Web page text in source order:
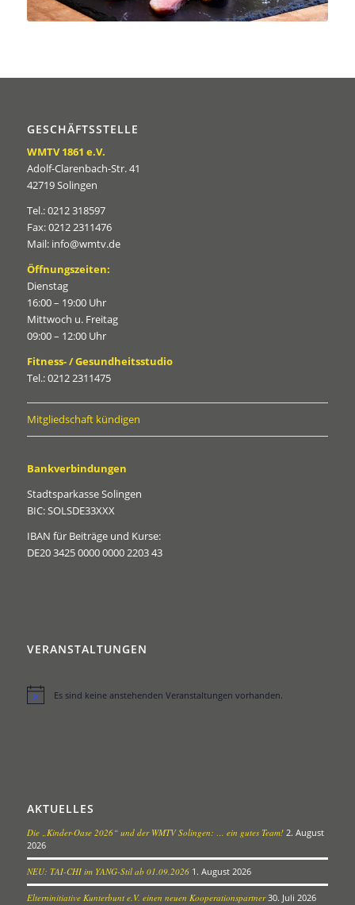
GESCHÄFTSSTELLE
WMTV 1861 e.V.
Adolf-Clarenbach-Str. 41
42719 Solingen
Tel.: 0212 318597
Fax: 0212 2311476
Mail: info@wmtv.de
Öffnungszeiten:
Dienstag
16:00 – 19:00 Uhr
Mittwoch u. Freitag
09:00 – 12:00 Uhr
Fitness- / Gesundheitsstudio
Tel.: 0212 2311475
Mitgliedschaft kündigen
Bankverbindungen
Stadtsparkasse Solingen
BIC: SOLSDE33XXX
IBAN für Beiträge und Kurse:
DE20 3425 0000 0000 2203 43
VERANSTALTUNGEN
HinweisEs sind keine anstehenden Veranstaltungen vorhanden.
AKTUELLES
Die „Kinder-Oase 2026“ und der WMTV Solingen: … ein gutes Team! 2. August
2026
NEU: TAI-CHI im YANG-Stil ab 01.09.2026 1. August 2026
Elterninitiative Kunterbunt e.V. einen neuen Kooperationspartner 30. Juli 2026